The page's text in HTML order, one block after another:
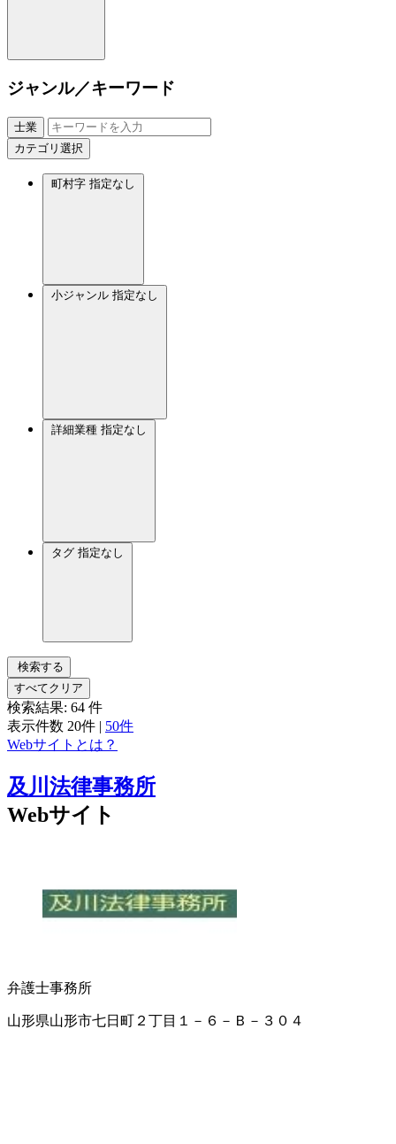
ジャンル／キーワード
士業
カテゴリ選択
町村字 指定なし
小ジャンル 指定なし
詳細業種 指定なし
タグ 指定なし
検索する
すべてクリア
検索結果: 64 件
表示件数 20件 | 50件
Webサイトとは？
及川法律事務所
Webサイト
弁護士事務所
山形県山形市七日町２丁目１－６－Ｂ－３０４